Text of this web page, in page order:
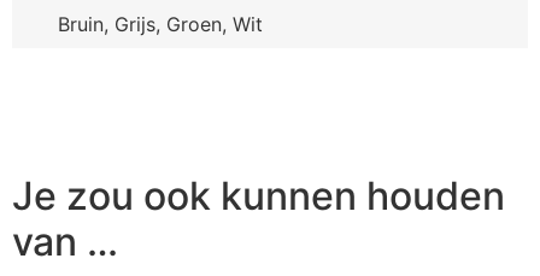
Bruin, Grijs, Groen, Wit
Je zou ook kunnen houden
van …